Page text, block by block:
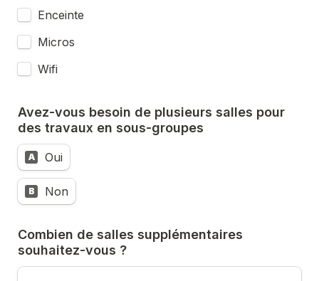
Enceinte
Micros
Wifi
Avez-vous besoin de plusieurs salles pour
des travaux en sous-groupes
A Oui
B Non
Combien de salles supplémentaires
souhaitez-vous ?